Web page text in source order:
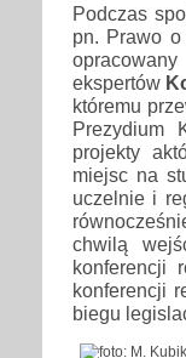
Podczas
pn. Prawo
ekspertów
któremu
Prezydium
projekty
miejsc na
uczelnie i
chwilą
konferencji
konferencji
biegu